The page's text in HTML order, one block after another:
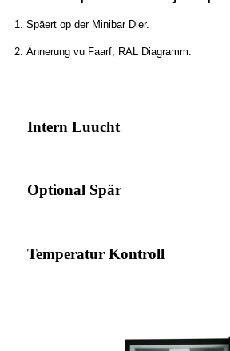
1. Späert op der Minibar Dier.
2. Ännerung vu Faarf, RAL Diagramm.
Intern Luucht
Optional Spär
Temperatur Kontroll